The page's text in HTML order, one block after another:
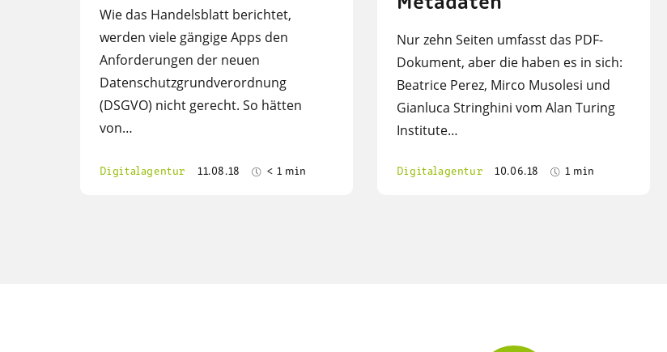
Wie das Handelsblatt berichtet,
werden viele gängige Apps den
Anforderungen der neuen
Datenschutzgrundverordnung
(DSGVO) nicht gerecht. So hätten
von…
Digitalagentur 11.08.18 < 1 min
Nur zehn Seiten umfasst das PDF-
Dokument, aber die haben es in sich:
Beatrice Perez, Mirco Musolesi und
Gianluca Stringhini vom Alan Turing
Institute…
Digitalagentur 10.06.18 1 min